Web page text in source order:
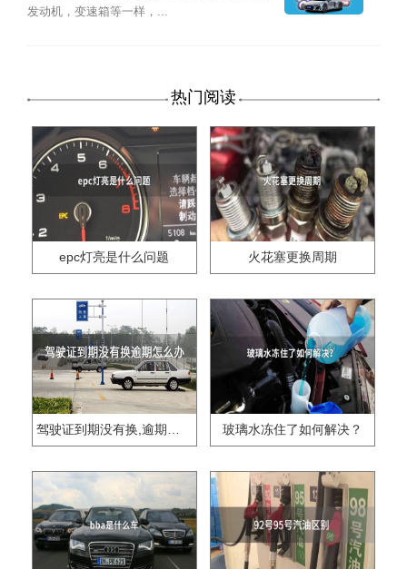
发动机，变速箱等一样，...
热门阅读
epc灯亮是什么问题 火花塞更换周期
玻璃水冻住了如何解决？